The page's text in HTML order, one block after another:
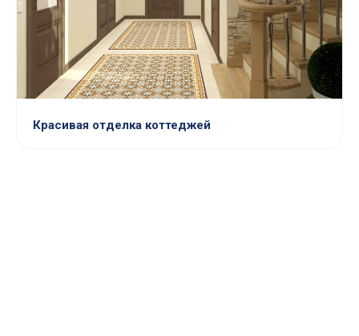
Красивая отделка коттеджей